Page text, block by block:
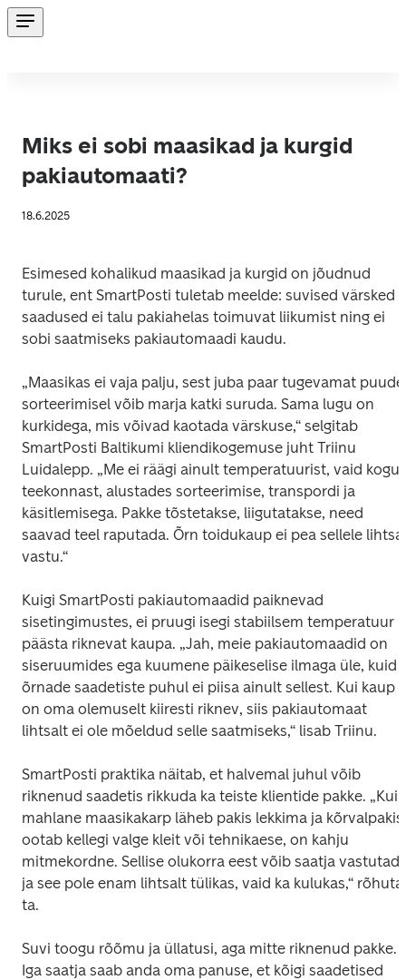
Miks ei sobi maasikad ja kurgid
pakiautomaati?
18.6.2025
Esimesed kohalikud maasikad ja kurgid on jõudnud
turule, ent SmartPosti tuletab meelde: suvised värsked
saadused ei talu pakiahelas toimuvat liikumist ning ei
sobi saatmiseks pakiautomaadi kaudu.
„Maasikas ei vaja palju, sest juba paar tugevamat
sorteerimisel võib marja katki suruda. Sama lugu on
kurkidega, mis võivad kaotada värskuse,“ selgitab
SmartPosti Baltikumi kliendikogemuse juht Triinu
Luidalepp. „Me ei räägi ainult temperatuurist, vaid kogu
teekonnast, alustades sorteerimise, transpordi ja
käsitlemisega. Pakke tõstetakse, liigutatakse, need
saavad teel raputada. Õrn toidukaup ei pea sellele
vastu.“
Kuigi SmartPosti pakiautomaadid paiknevad
sisetingimustes, ei pruugi isegi stabiilsem temperatuur
päästa riknevat kaupa. „Jah, meie pakiautomaadid on
siseruumides ega kuumene päikeselise ilmaga üle, kuid
õrnade saadetiste puhul ei piisa ainult sellest. Kui kaup
on oma olemuselt kiiresti riknev, siis pakiautomaat
lihtsalt ei ole mõeldud selle saatmiseks,“ lisab Triinu.
SmartPosti praktika näitab, et halvemal juhul võib
riknenud saadetis rikkuda ka teiste klientide pakke. „Kui
mahlane maasikakarp läheb pakis lekkima ja kõrvalpakis
ootab kellegi valge kleit või tehnikaese, on kahju
mitmekordne. Sellise olukorra eest võib saatja
ja see pole enam lihtsalt tülikas, vaid ka kulukas,“
ta.
Suvi toogu rõõmu ja üllatusi, aga mitte riknenud pakke.
Iga saatja saab anda oma panuse, et kõigi saadetised